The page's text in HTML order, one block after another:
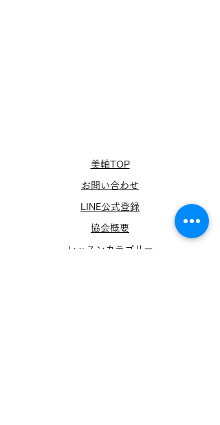
美軸TOP
お問い合わせ
LINE公式登録
協会概要
​レッスンカテゴリー